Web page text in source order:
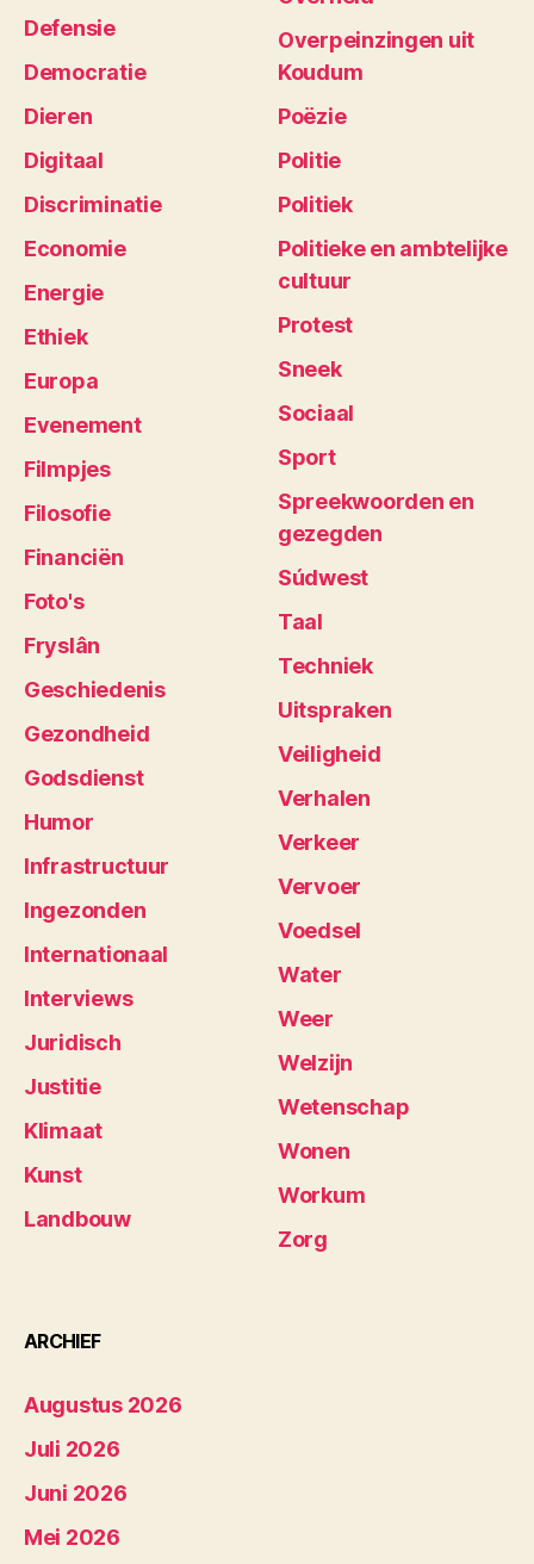
Defensie
Democratie
Dieren
Digitaal
Discriminatie
Economie
Energie
Ethiek
Europa
Evenement
Filmpjes
Filosofie
Financiën
Foto's
Fryslân
Geschiedenis
Gezondheid
Godsdienst
Humor
Infrastructuur
Ingezonden
Internationaal
Interviews
Juridisch
Justitie
Klimaat
Kunst
Landbouw
Overpeinzingen uit
Koudum
Poëzie
Politie
Politiek
Politieke en ambtelijke
cultuur
Protest
Sneek
Sociaal
Sport
Spreekwoorden en
gezegden
Súdwest
Taal
Techniek
Uitspraken
Veiligheid
Verhalen
Verkeer
Vervoer
Voedsel
Water
Weer
Welzijn
Wetenschap
Wonen
Workum
Zorg
ARCHIEF
Augustus 2026
Juli 2026
Juni 2026
Mei 2026